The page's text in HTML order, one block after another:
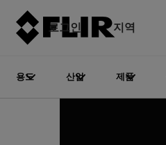
로그인 지역
용도 산업 제품